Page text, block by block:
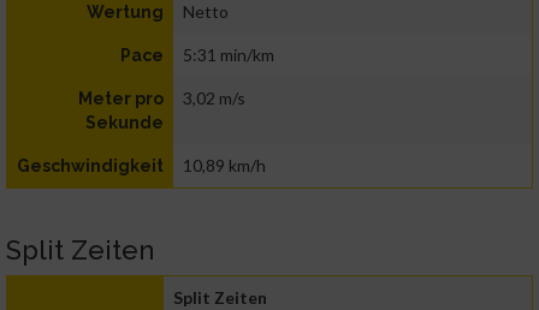
Wertung Netto
Pace 5:31 min/km
Meter pro
Sekunde
3,02 m/s
Geschwindigkeit 10,89 km/h
Split Zeiten
Split Zeiten